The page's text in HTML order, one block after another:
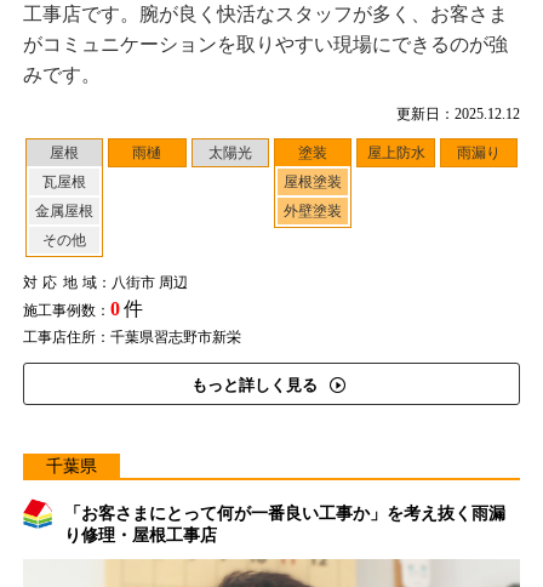
更新日：2025.12.12
屋根
瓦屋根
金属屋根
その他
雨樋 太陽光
塗装
屋根塗装
外壁塗装
屋上防水 雨漏り
対応地域：八街市 周辺
施工事例数： 0件
工事店住所：千葉県習志野市新栄
もっと詳しく見る
工事店です。腕が良く快活なスタッフが多く、お客さま
がコミュニケーションを取りやすい現場にできるのが強
みです。
千葉県
「お客さまにとって何が一番良い工事か」を考え抜く雨漏
り修理・屋根工事店